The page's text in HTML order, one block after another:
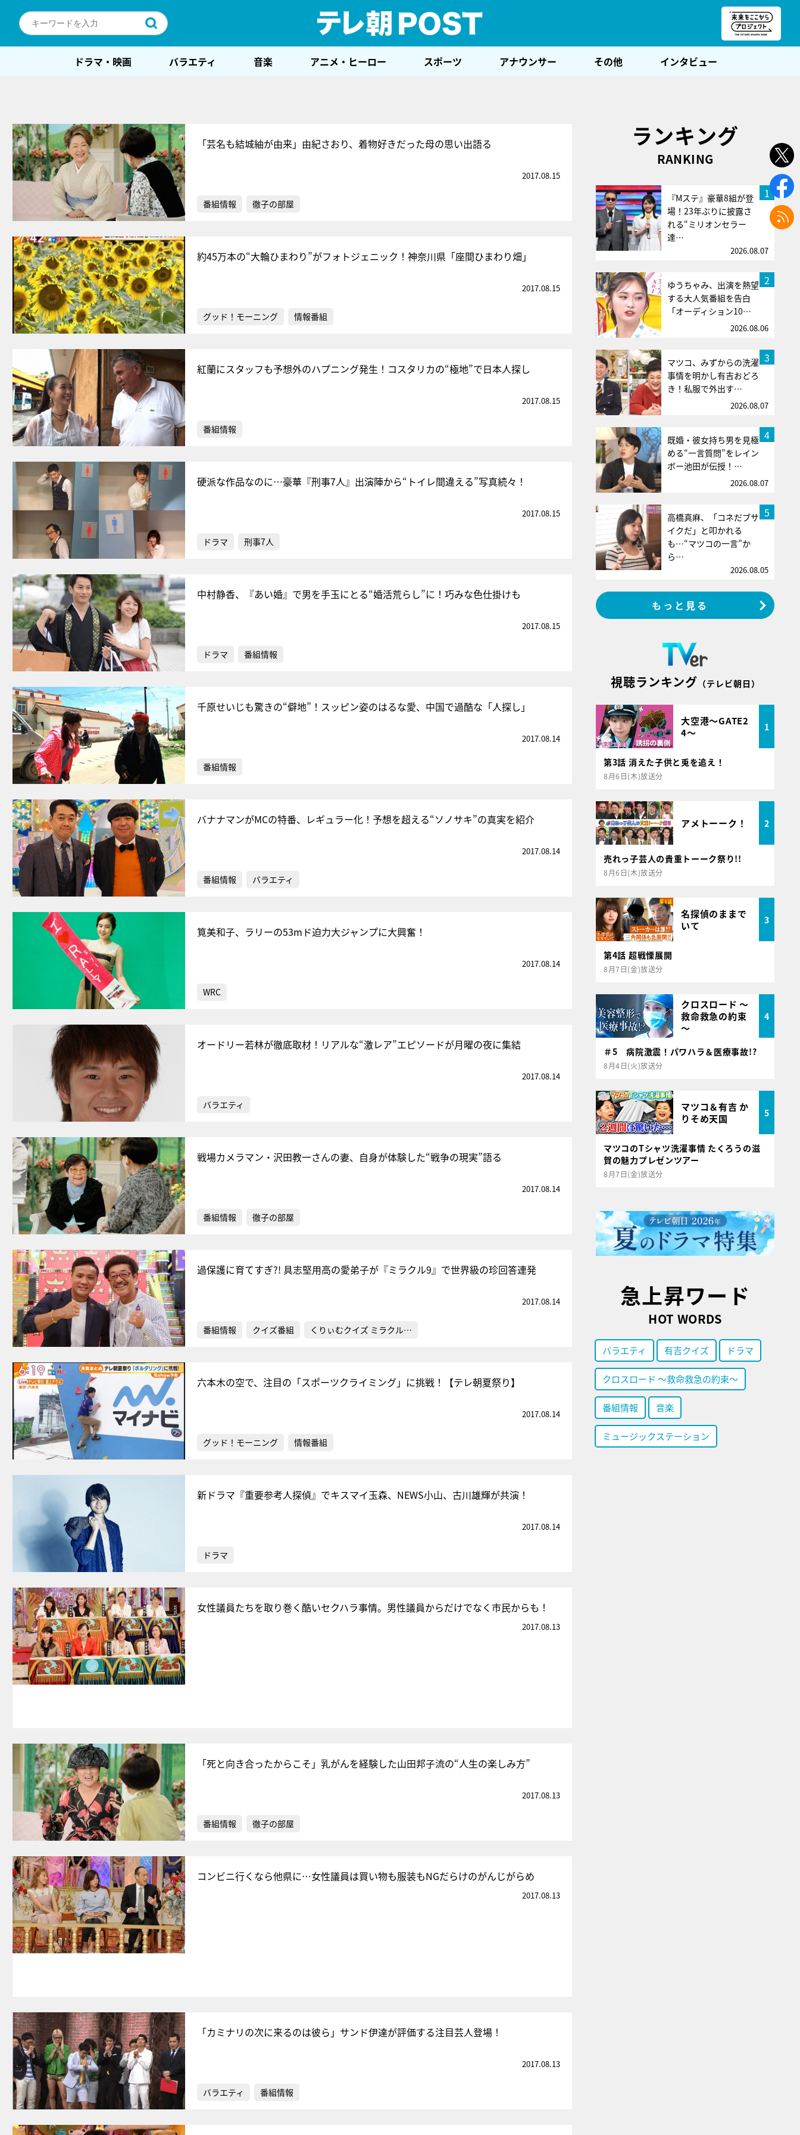
ドラマ・映画 バラエティ 音楽 アニメ・ヒーロー スポーツ アナウンサー その他 インタビュー
「芸名も結城紬が由来」由紀さおり、着物好きだった母の思い出語る
2017.08.15
番組情報 徹子の部屋
約45万本の“大輪ひまわり”がフォトジェニック！神奈川県「座間ひまわり畑」
2017.08.15
グッド！モーニング 情報番組
紅蘭にスタッフも予想外のハプニング発生！コスタリカの“極地”で日本人探し
2017.08.15
番組情報
硬派な作品なのに…豪華『刑事7人』出演陣から“トイレ間違える”写真続々！
2017.08.15
ドラマ 刑事7人
中村静香、『あい婚』で男を手玉にとる“婚活荒らし”に！巧みな色仕掛けも
2017.08.15
ドラマ 番組情報
千原せいじも驚きの“僻地”！スッピン姿のはるな愛、中国で過酷な「人探し」
2017.08.14
番組情報
バナナマンがMCの特番、レギュラー化！予想を超える“ソノサキ”の真実を紹介
2017.08.14
番組情報 バラエティ
筧美和子、ラリーの53mド迫力大ジャンプに大興奮！
2017.08.14
WRC
オードリー若林が徹底取材！リアルな“激レア”エピソードが月曜の夜に集結
2017.08.14
バラエティ
戦場カメラマン・沢田教一さんの妻、自身が体験した“戦争の現実”語る
2017.08.14
番組情報 徹子の部屋
過保護に育てすぎ?! 具志堅用高の愛弟子が『ミラクル9』で世界級の珍回答連発
2017.08.14
番組情報 クイズ番組 くりぃむクイズ ミラクル…
六本木の空で、注目の「スポーツクライミング」に挑戦！【テレ朝夏祭り】
2017.08.14
グッド！モーニング 情報番組
新ドラマ『重要参考人探偵』でキスマイ玉森、NEWS小山、古川雄輝が共演！
2017.08.14
ドラマ
女性議員たちを取り巻く酷いセクハラ事情。男性議員からだけでなく市民からも！
2017.08.13
「死と向き合ったからこそ」乳がんを経験した山田邦子流の“人生の楽しみ方”
2017.08.13
番組情報 徹子の部屋
コンビニ行くなら他県に…女性議員は買い物も服装もNGだらけのがんじがらめ
2017.08.13
「カミナリの次に来るのは彼ら」サンド伊達が評価する注目芸人登場！
2017.08.13
バラエティ 番組情報
ランキング
RANKING
1
『Mステ』豪華8組が登
場！23年ぶりに披露さ
れる“ミリオンセラー
達…
2026.08.07
2
ゆうちゃみ、出演を熱望
する大人気番組を告白
「オーディション10…
2026.08.06
3
マツコ、みずからの洗濯
事情を明かし有吉おどろ
き！私服で外出す…
2026.08.07
4
既婚・彼女持ち男を見極
める“一言質問”をレイン
ボー池田が伝授！…
2026.08.07
5
高橋真麻、「コネだブサ
イクだ」と叩かれる
も…“マツコの一言”か
ら…
2026.08.05
もっと見る
視聴ランキング （テレビ朝日）
大空港～GATE2
4～
1
第3話 消えた子供と兎を追え！
8月6日(木)放送分
アメトーーク！ 2
売れっ子芸人の貴重トーーク祭り!!
8月6日(木)放送分
名探偵のままで
いて
3
第4話 超戦慄展開
8月7日(金)放送分
クロスロード ～
救命救急の約束
～
4
＃5 病院激震！パワハラ＆医療事故!?
8月4日(火)放送分
マツコ＆有吉 か
りそめ天国
5
マツコのTシャツ洗濯事情 たくろうの滋
賀の魅力プレゼンツアー
8月7日(金)放送分
急上昇ワード
HOT WORDS
バラエティ 有吉クイズ ドラマ
クロスロード ～救命救急の約束～
番組情報 音楽
ミュージックステーション